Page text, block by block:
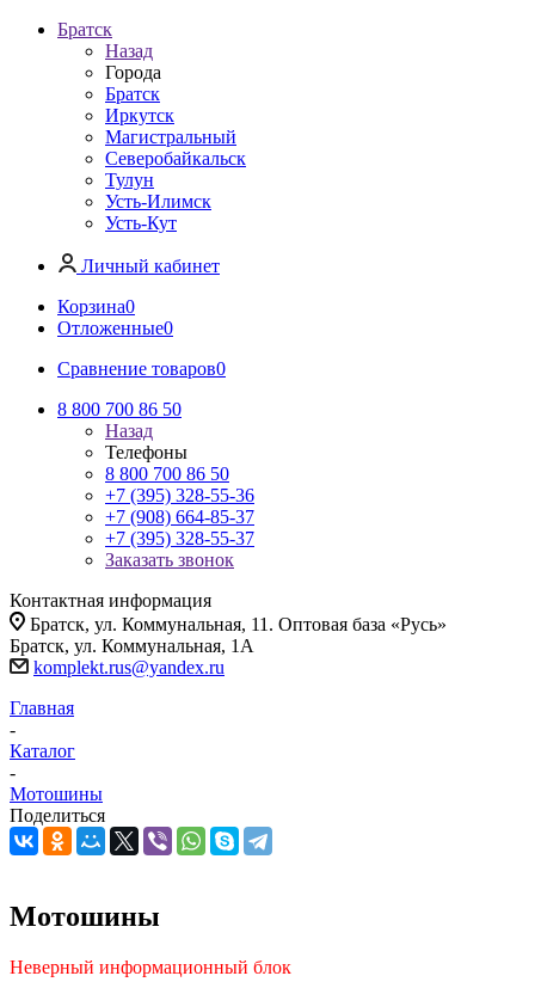
Братск
Назад
Города
Братск
Иркутск
Магистральный
Северобайкальск
Тулун
Усть-Илимск
Усть-Кут
Личный кабинет
Корзина0
Отложенные0
Сравнение товаров0
8 800 700 86 50
Назад
Телефоны
8 800 700 86 50
+7 (395) 328-55-36
+7 (908) 664-85-37
+7 (395) 328-55-37
Заказать звонок
Контактная информация
Братск, ул. Коммунальная, 11. Оптовая база «Русь»
Братск, ул. Коммунальная, 1А
komplekt.rus@yandex.ru
Главная
-
Каталог
-
Мотошины
Поделиться
Мотошины
Неверный информационный блок